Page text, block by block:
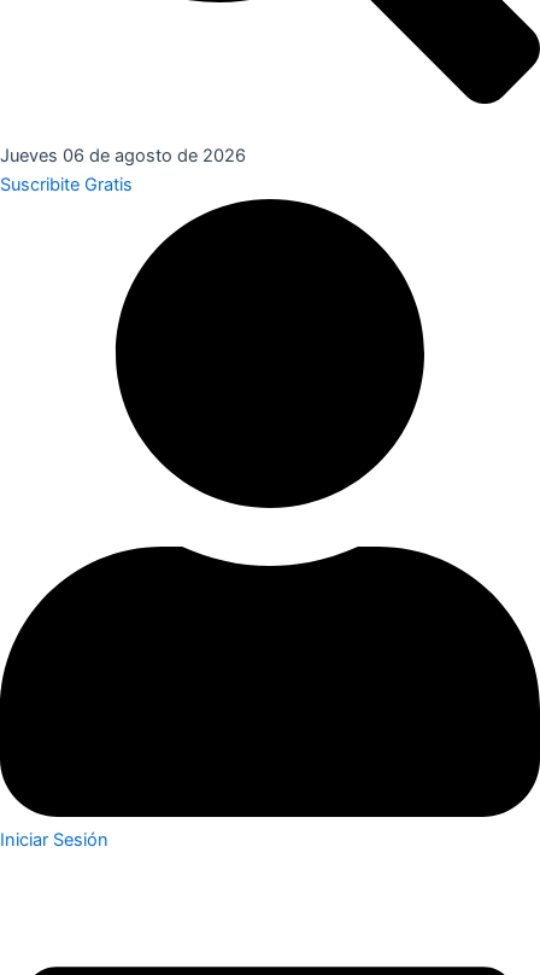
Jueves 06 de agosto de 2026
Suscribite Gratis
Iniciar Sesión